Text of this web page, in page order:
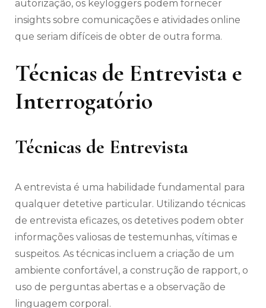
autorização, os keyloggers podem fornecer
insights sobre comunicações e atividades online
que seriam difíceis de obter de outra forma.
Técnicas de Entrevista e
Interrogatório
Técnicas de Entrevista
A entrevista é uma habilidade fundamental para
qualquer detetive particular. Utilizando técnicas
de entrevista eficazes, os detetives podem obter
informações valiosas de testemunhas, vítimas e
suspeitos. As técnicas incluem a criação de um
ambiente confortável, a construção de rapport, o
uso de perguntas abertas e a observação de
linguagem corporal.